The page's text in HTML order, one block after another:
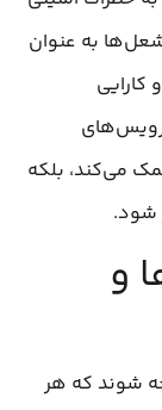
به عنوان
کارایی
می‌کند، بلکه
شود.
و
شوند که هر